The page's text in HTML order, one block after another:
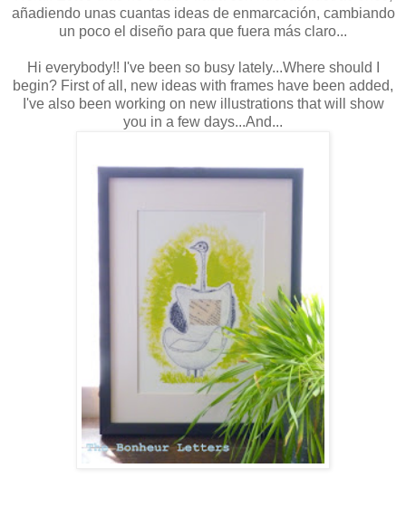
añadiendo unas cuantas ideas de enmarcación, cambiando
un poco el diseño para que fuera más claro...
Hi everybody!! I've been so busy lately...Where should I
begin? First of all, new ideas with frames have been added,
I've also been working on new illustrations that will show
you in a few days...And...